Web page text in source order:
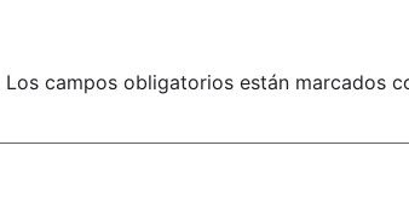
Los campos obligatorios están marcados